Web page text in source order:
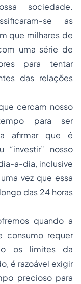
sociedade.
se as
que milhares de
uma série de
para tentar
das relações
cercam nosso
para ser
afirmar que é
“investir” nosso
a-dia, inclusive
vez que essa
das 24 horas
quando a
consumo requer
os limites da
é razoável exigir
precioso para